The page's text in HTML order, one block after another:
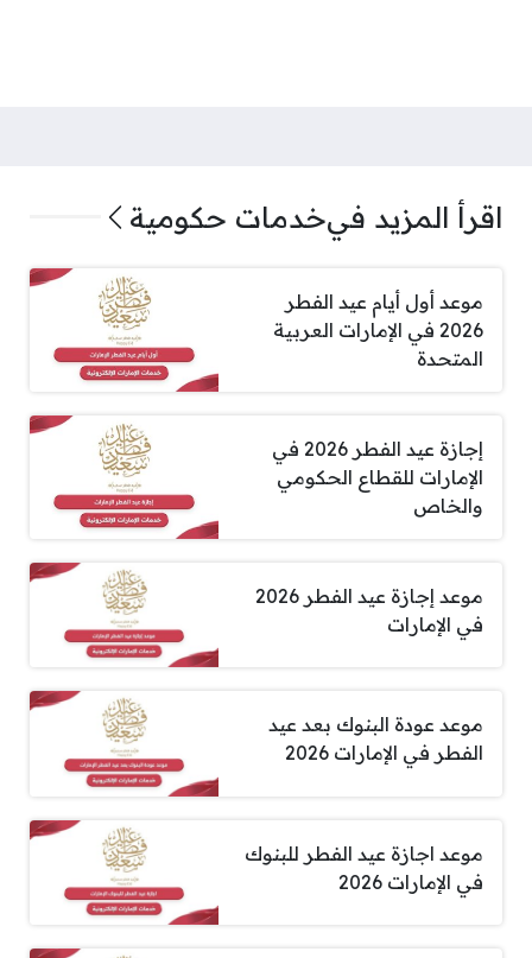
اقرأ المزيد فيخدمات حكومية
موعد أول أيام عيد الفطر
2026 في الإمارات العربية
المتحدة
إجازة عيد الفطر 2026 في
الإمارات للقطاع الحكومي
والخاص
موعد إجازة عيد الفطر 2026
في الإمارات
موعد عودة البنوك بعد عيد
الفطر في الإمارات 2026
موعد اجازة عيد الفطر للبنوك
في الإمارات 2026